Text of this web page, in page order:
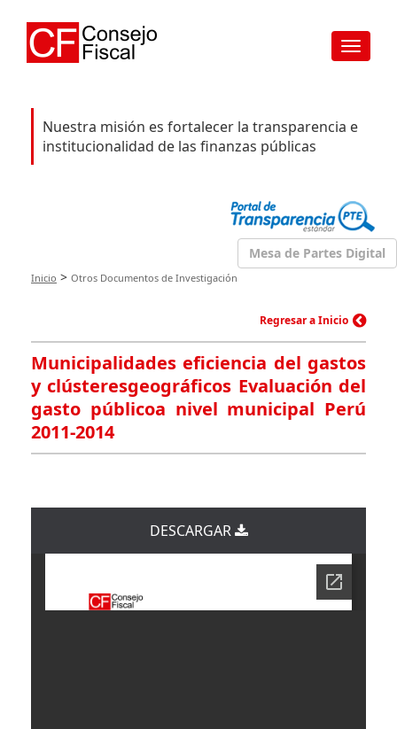
Toggle
Nuestra misión es fortalecer la transparencia e
institucionalidad de las finanzas públicas
Mesa de Partes Digital
Inicio > Otros Documentos de Investigación
Regresar a Inicio
Municipalidades eficiencia del gastos
y clústeresgeográficos Evaluación del
gasto públicoa nivel municipal Perú
2011-2014
DESCARGAR